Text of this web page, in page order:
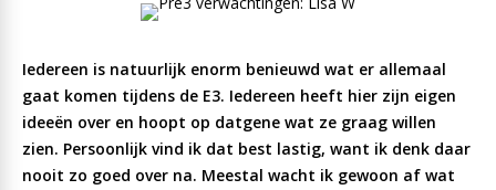
Iedereen is natuurlijk enorm benieuwd wat er allemaal
gaat komen tijdens de E3. Iedereen heeft hier zijn eigen
ideeën over en hoopt op datgene wat ze graag willen
zien. Persoonlijk vind ik dat best lastig, want ik denk daar
nooit zo goed over na. Meestal wacht ik gewoon af wat